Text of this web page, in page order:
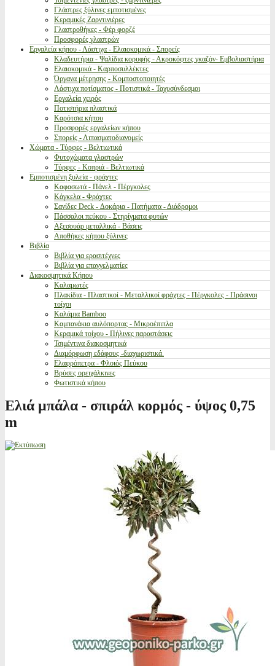
Γλάστρες ξύλινες εμποτισμένες
Κεραμικές Ζαρντινιέρες
Γλαστροθήκες - Φέρ φορζέ
Προσφορές γλαστρών
Εργαλεία κήπου - Λάστιχα - Ελαιοκομικά - Σπορείς
Κλαδευτήρια - Ψαλίδια κορυφής - Ακροκόφτες γκαζόν- Εμβολιαστήρια
Ελαιοκομικά - Καρποσυλλέκτες
Όργανα μέτρησης - Κομποστοποιητές
Λάστιχα ποτίσματος - Ποτιστικά - Ταχυσύνδεσμοι
Εργαλεία χειρός
Ποτιστήρια πλαστικά
Καρότσια κήπου
Προσφορές εργαλείων κήπου
Σπορείς - Λιπασματοδιανομείς
Χώματα - Τύρφες - Βελτιωτικά
Φυτοχώματα γλαστρών
Τύρφες - Κοπριά - Βελτιωτικά
Εμποτισμένη ξυλεία - φράχτες
Καφασωτά - Πάνελ - Πέργκολες
Κάγκελα - Φράχτες
Σανίδες Deck - Δοκάρια - Πατήματα - Διάδρομοι
Πάσσαλοι πεύκου - Στηρίγματα φυτών
Αξεσουάρ μεταλλικά - Βάσεις
Αποθήκες κήπου ξύλινες
Βιβλία
Βιβλία για ερασιτέχνες
Βιβλία για επαγγελματίες
Διακοσμητικά Κήπου
Καλαμωτές
Πλακίδια - Πλαστικοί - Μεταλλικοί φράχτες - Πέργκολες - Πράσινοι
τοίχοι
Καλάμια Bamboo
Καμπανάκια αυλόπορτας - Μικροέπιπλα
Κεραμικά τοίχου - Πήλινες παραστάσεις
Τσιμέντινα διακοσμητικά
Διαμόρφωση εδάφους -διαχωριστικά.
Ελαφρόπετρα - Φλοιός Πεύκου
Βρύσες ορειχάλκινες
Φωτιστικά κήπου
Ελιά μπάλα - σπιράλ κορμός - ύψος 0,75
m